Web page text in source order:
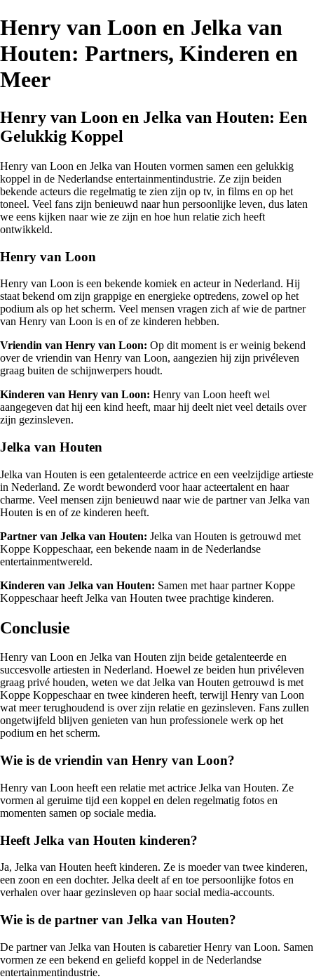
Henry van Loon en Jelka van
Houten: Partners, Kinderen en
Meer
Henry van Loon en Jelka van Houten: Een
Gelukkig Koppel
Henry van Loon en Jelka van Houten vormen samen een gelukkig
koppel in de Nederlandse entertainmentindustrie. Ze zijn beiden
bekende acteurs die regelmatig te zien zijn op tv, in films en op het
toneel. Veel fans zijn benieuwd naar hun persoonlijke leven, dus laten
we eens kijken naar wie ze zijn en hoe hun relatie zich heeft
ontwikkeld.
Henry van Loon
Henry van Loon is een bekende komiek en acteur in Nederland. Hij
staat bekend om zijn grappige en energieke optredens, zowel op het
podium als op het scherm. Veel mensen vragen zich af wie de partner
van Henry van Loon is en of ze kinderen hebben.
Vriendin van Henry van Loon: Op dit moment is er weinig bekend
over de vriendin van Henry van Loon, aangezien hij zijn privéleven
graag buiten de schijnwerpers houdt.
Kinderen van Henry van Loon: Henry van Loon heeft wel
aangegeven dat hij een kind heeft, maar hij deelt niet veel details over
zijn gezinsleven.
Jelka van Houten
Jelka van Houten is een getalenteerde actrice en een veelzijdige artieste
in Nederland. Ze wordt bewonderd voor haar acteertalent en haar
charme. Veel mensen zijn benieuwd naar wie de partner van Jelka van
Houten is en of ze kinderen heeft.
Partner van Jelka van Houten: Jelka van Houten is getrouwd met
Koppe Koppeschaar, een bekende naam in de Nederlandse
entertainmentwereld.
Kinderen van Jelka van Houten: Samen met haar partner Koppe
Koppeschaar heeft Jelka van Houten twee prachtige kinderen.
Conclusie
Henry van Loon en Jelka van Houten zijn beide getalenteerde en
succesvolle artiesten in Nederland. Hoewel ze beiden hun privéleven
graag privé houden, weten we dat Jelka van Houten getrouwd is met
Koppe Koppeschaar en twee kinderen heeft, terwijl Henry van Loon
wat meer terughoudend is over zijn relatie en gezinsleven. Fans zullen
ongetwijfeld blijven genieten van hun professionele werk op het
podium en het scherm.
Wie is de vriendin van Henry van Loon?
Henry van Loon heeft een relatie met actrice Jelka van Houten. Ze
vormen al geruime tijd een koppel en delen regelmatig fotos en
momenten samen op sociale media.
Heeft Jelka van Houten kinderen?
Ja, Jelka van Houten heeft kinderen. Ze is moeder van twee kinderen,
een zoon en een dochter. Jelka deelt af en toe persoonlijke fotos en
verhalen over haar gezinsleven op haar social media-accounts.
Wie is de partner van Jelka van Houten?
De partner van Jelka van Houten is cabaretier Henry van Loon. Samen
vormen ze een bekend en geliefd koppel in de Nederlandse
entertainmentindustrie.